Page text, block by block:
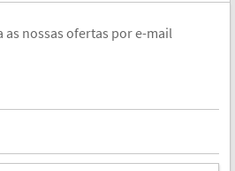
as nossas ofertas por e-mail